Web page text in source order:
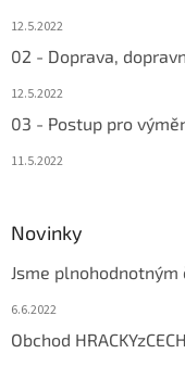
12.5.2022
02 - Doprava,
12.5.2022
03 - Postup pro
11.5.2022
Novinky
Jsme
6.6.2022
Obchod